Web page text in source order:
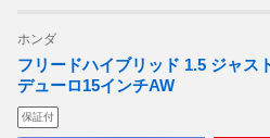
ホンダ
フリードハイブリッド 1.5 ジャ
デューロ15インチAW
保証付